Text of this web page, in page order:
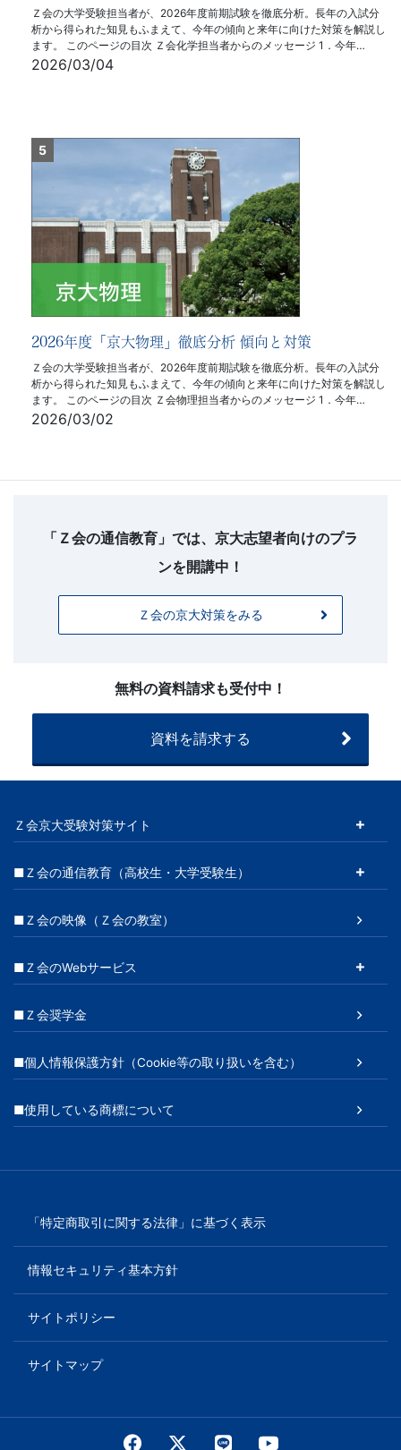
Ｚ会の大学受験担当者が、2026年度前期試験を徹底分析。長年の入試分
析から得られた知見もふまえて、今年の傾向と来年に向けた対策を解説し
ます。 このページの目次 Ｚ会化学担当者からのメッセージ 1．今年…
2026/03/04
2026年度「京大物理」徹底分析 傾向と対策
Ｚ会の大学受験担当者が、2026年度前期試験を徹底分析。長年の入試分
析から得られた知見もふまえて、今年の傾向と来年に向けた対策を解説し
ます。 このページの目次 Ｚ会物理担当者からのメッセージ 1．今年…
2026/03/02
「Ｚ会の通信教育」では、京大志望者向けのプラ
ンを開講中！
Ｚ会の京大対策をみる
無料の資料請求も受付中！
資料を請求する
Ｚ会京大受験対策サイト
■Ｚ会の通信教育（高校生・大学受験生）
■Ｚ会の映像（Ｚ会の教室）
■Ｚ会のWebサービス
■Ｚ会奨学金
■個人情報保護方針（Cookie等の取り扱いを含む）
■使用している商標について
「特定商取引に関する法律」に基づく表示
情報セキュリティ基本方針
サイトポリシー
サイトマップ